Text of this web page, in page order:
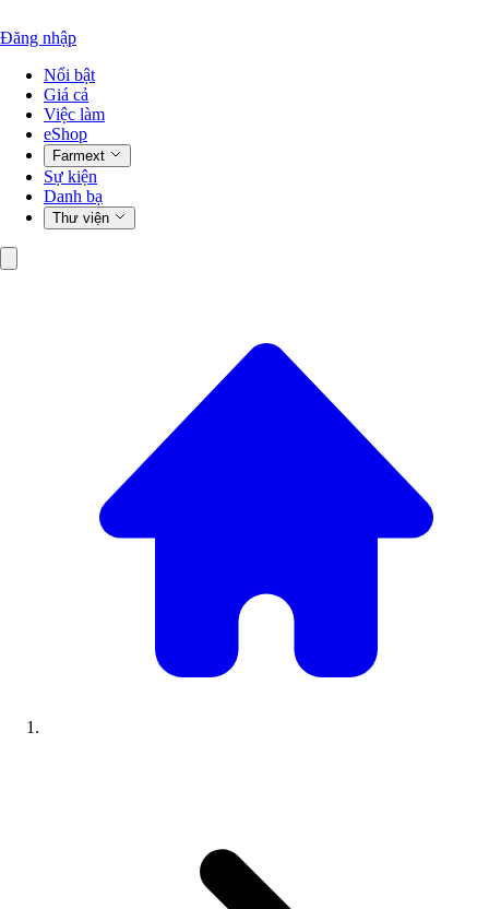
Đăng nhập
Nổi bật
Giá cả
Việc làm
eShop
Farmext
Sự kiện
Danh bạ
Thư viện